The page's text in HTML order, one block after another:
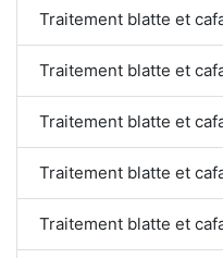
Traitement blatte et
Traitement blatte et
Traitement blatte et
Traitement blatte et
Traitement blatte et